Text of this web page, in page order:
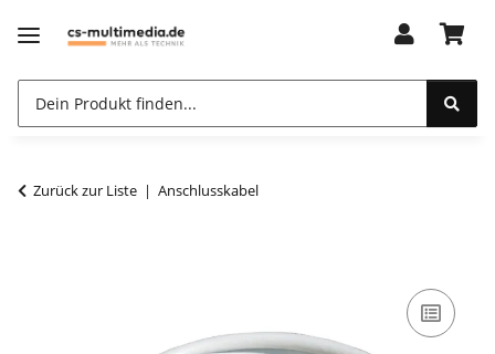
Zurück zur Liste Anschlusskabel